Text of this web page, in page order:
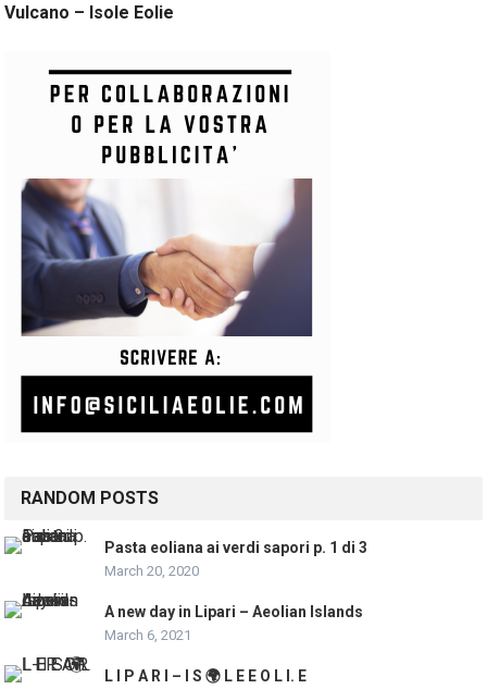
Vulcano – Isole Eolie
RANDOM POSTS
Pasta eoliana ai verdi sapori p. 1 di 3
March 20, 2020
A new day in Lipari – Aeolian Islands
March 6, 2021
L I P A R I – I S 🌍 L E E O L I. E